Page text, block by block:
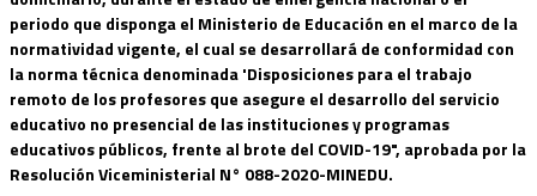
periodo que disponga el Ministerio de Educación en el marco de la
normatividad vigente, el cual se desarrollará de conformidad con
la norma técnica denominada 'Disposiciones para el trabajo
remoto de los profesores que asegure el desarrollo del servicio
educativo no presencial de las instituciones y programas
educativos públicos, frente al brote del COVID-19", aprobada por la
Resolución Viceministerial N° 088-2020-MINEDU.